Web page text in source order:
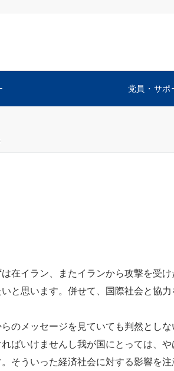
党員・サポ
在イラン、またイランから攻撃を受
と思います。併せて、国際社会と協
メッセージを見ていても判然とし
ばいけませんし我が国にとっては、
そういった経済社会に対する影響を